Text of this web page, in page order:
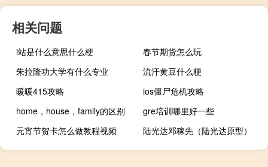
相关问题
i站是什么意思什么梗
春节期货怎么玩
朱拉隆功大学有什么专业
流汗黄豆什么梗
暖暖415攻略
ios僵尸危机攻略
home，house，family的区别
gre培训哪里好一些
元宵节贺卡怎么做教程视频
陆光达邓稼先（陆光达原型）